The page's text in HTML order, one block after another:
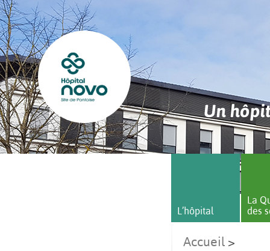
Un
L’hôpital
La
des
Accueil >